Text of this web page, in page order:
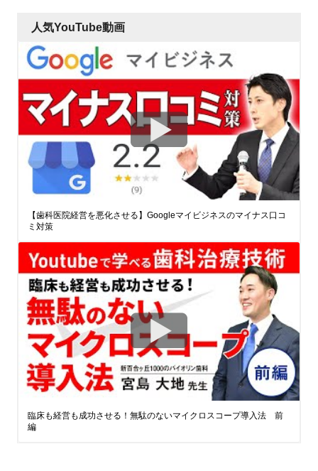
人気YouTube動画
【歯科医院経営を悪化させる】Googleマイビジネスのマイナス口コ
ミ対策
臨床も経営も成功させる！無駄のないマイクロスコープ導入法 前
編